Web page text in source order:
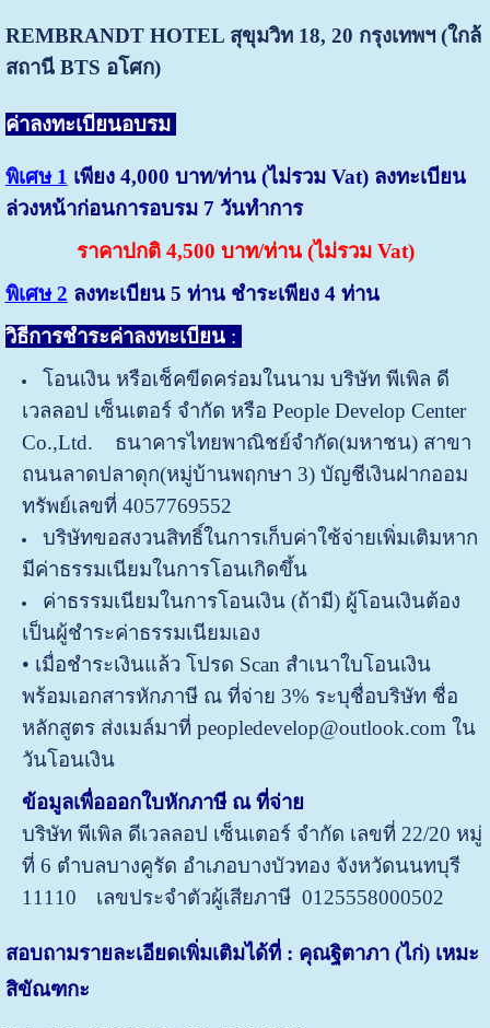
REMBRANDT HOTEL สุขุมวิท 18, 20 กรุงเทพฯ (ใกล้
สถานี BTS อโศก)
ค่าลงทะเบียนอบรม
พิเศษ 1 เพียง 4,000 บาท/ท่าน (ไม่รวม Vat) ลงทะเบียน
ล่วงหน้าก่อนการอบรม 7 วันทำการ
ราคาปกติ 4,500 บาท/ท่าน (ไม่รวม Vat)
พิเศษ 2 ลงทะเบียน 5 ท่าน ชำระเพียง 4 ท่าน
วิธีการชำระค่าลงทะเบียน:
โอนเงิน หรือเช็คขีดคร่อมในนาม บริษัท พีเพิล ดี
เวลลอป เซ็นเตอร์ จำกัด หรือ People Develop Center
Co.,Ltd. ธนาคารไทยพาณิชย์จำกัด(มหาชน) สาขา
ถนนลาดปลาดุก(หมู่บ้านพฤกษา 3) บัญชีเงินฝากออม
ทรัพย์เลขที่ 4057769552
บริษัทขอสงวนสิทธิ์ในการเก็บค่าใช้จ่ายเพิ่มเติมหาก
มีค่าธรรมเนียมในการโอนเกิดขึ้น
ค่าธรรมเนียมในการโอนเงิน (ถ้ามี) ผู้โอนเงินต้อง
เป็นผู้ชำระค่าธรรมเนียมเอง
• เมื่อชำระเงินแล้ว โปรด Scan สำเนาใบโอนเงิน
พร้อมเอกสารหักภาษี ณ ที่จ่าย 3% ระบุชื่อบริษัท ชื่อ
หลักสูตร ส่งเมล์มาที่ peopledevelop@outlook.com ใน
วันโอนเงิน
ข้อมูลเพื่อออกใบหักภาษี ณ ที่จ่าย
บริษัท พีเพิล ดีเวลลอป เซ็นเตอร์ จำกัด เลขที่ 22/20 หมู่
ที่ 6 ตำบลบางคูรัด อำเภอบางบัวทอง จังหวัดนนทบุรี
11110
เลขประจำตัวผู้เสียภาษี 0125558000502
สอบถามรายละเอียดเพิ่มเติมได้ที่ : คุณฐิตาภา (ไก่) เหมะ
สิขัณฑกะ